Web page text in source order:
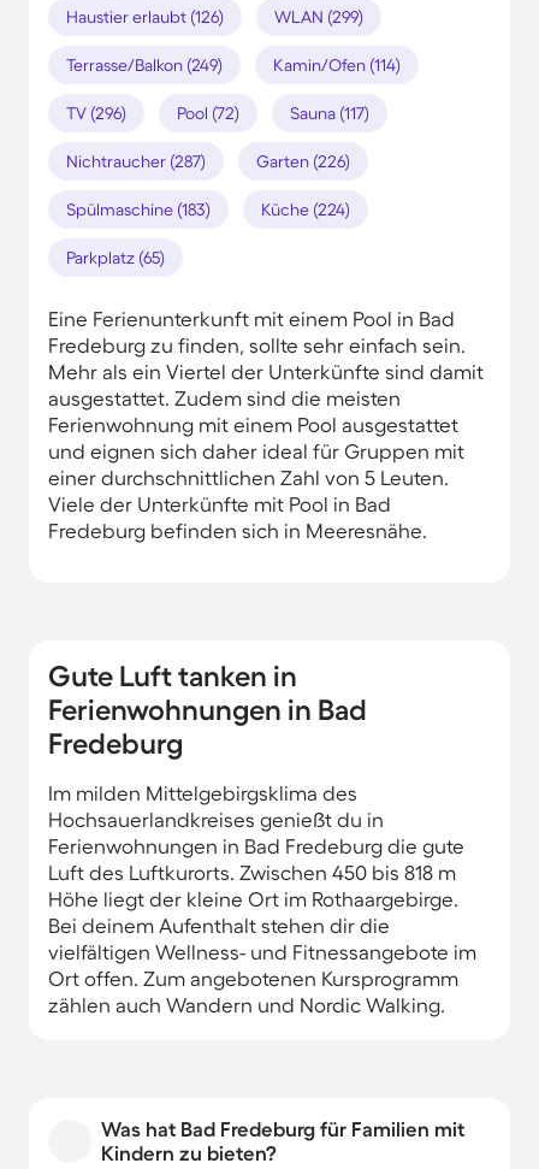
Haustier erlaubt (126) WLAN (299)
Terrasse/Balkon (249) Kamin/Ofen (114)
TV (296) Pool (72) Sauna (117)
Nichtraucher (287) Garten (226)
Spülmaschine (183) Küche (224)
Parkplatz (65)
Eine Ferienunterkunft mit einem Pool in Bad
Fredeburg zu finden, sollte sehr einfach sein.
Mehr als ein Viertel der Unterkünfte sind damit
ausgestattet. Zudem sind die meisten
Ferienwohnung mit einem Pool ausgestattet
und eignen sich daher ideal für Gruppen mit
einer durchschnittlichen Zahl von 5 Leuten.
Viele der Unterkünfte mit Pool in Bad
Fredeburg befinden sich in Meeresnähe.
Gute Luft tanken in
Ferienwohnungen in Bad
Fredeburg
Im milden Mittelgebirgsklima des
Hochsauerlandkreises genießt du in
Ferienwohnungen in Bad Fredeburg die gute
Luft des Luftkurorts. Zwischen 450 bis 818 m
Höhe liegt der kleine Ort im Rothaargebirge.
Bei deinem Aufenthalt stehen dir die
vielfältigen Wellness- und Fitnessangebote im
Ort offen. Zum angebotenen Kursprogramm
zählen auch Wandern und Nordic Walking.
Ferienwohnung liegt der Abela-Heilstollen. Die
dort angebotene Speläotherapie soll bei
Was hat Bad Fredeburg für Familien mit
Kindern zu bieten?